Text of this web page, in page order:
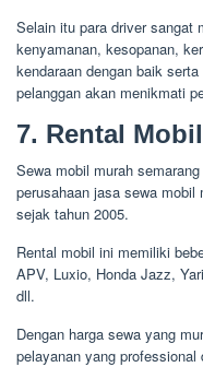
Selain itu para driver sangat
kenyamanan, kesopanan,
kendaraan dengan baik
pelanggan akan menikmati
7. Rental
Sewa mobil murah
perusahaan jasa sewa
sejak tahun 2005.
Rental mobil ini memiliki
APV, Luxio, Honda Jazz,
dll.
Dengan harga sewa yang
pelayanan yang